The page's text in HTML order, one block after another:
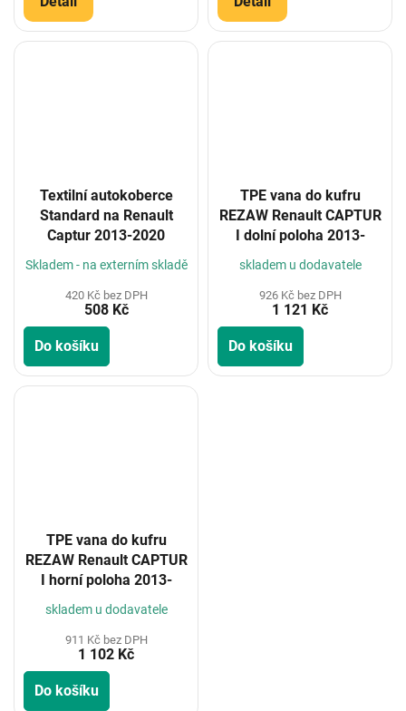
Textilní autokoberce
Standard na Renault
Captur 2013-2020
Skladem - na externím skladě
420 Kč bez DPH
508 Kč
Do košíku
TPE vana do kufru
REZAW Renault CAPTUR
I dolní poloha 2013-
skladem u dodavatele
926 Kč bez DPH
1 121 Kč
Do košíku
TPE vana do kufru
REZAW Renault CAPTUR
I horní poloha 2013-
skladem u dodavatele
911 Kč bez DPH
1 102 Kč
Do košíku